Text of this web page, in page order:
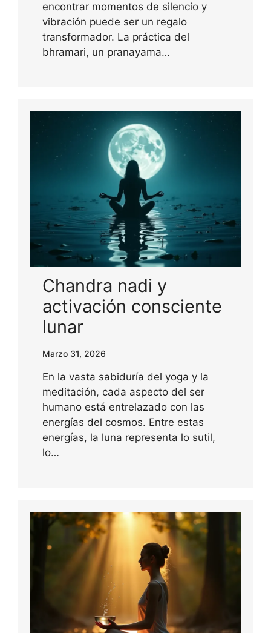
encontrar momentos de silencio y
vibración puede ser un regalo
transformador. La práctica del
bhramari, un pranayama…
Chandra nadi y
activación consciente
lunar
Marzo 31, 2026
En la vasta sabiduría del yoga y la
meditación, cada aspecto del ser
humano está entrelazado con las
energías del cosmos. Entre estas
energías, la luna representa lo sutil,
lo…